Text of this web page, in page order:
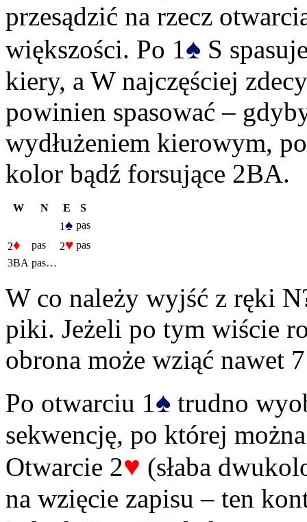
przesądzić na rzecz
większości. Po 1♠ S
kiery, a W najczęściej
powinien spasować –
wydłużeniem kierowym,
kolor bądź forsujące 2BA.
W N E
S
1♠ pas
2♦ pas 2♥ pas
3BA pas…
W co należy wyjść z ręki
piki. Jeżeli po tym wiście
obrona może wziąć nawet
Po otwarciu 1♠ trudno
sekwencję, po której
Otwarcie 2♥ (słaba
na wzięcie zapisu – ten